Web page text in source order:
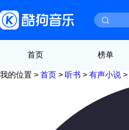
首页 榜单
我的位置 > 首页 > 听书 > 有声小说 >